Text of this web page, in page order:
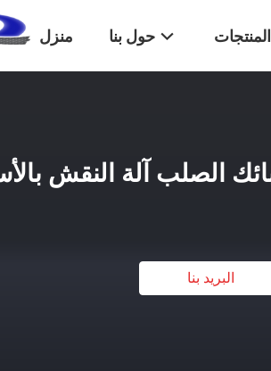
منزل حول بنا المنتجات
الصلب آلة النقش
البريد بنا